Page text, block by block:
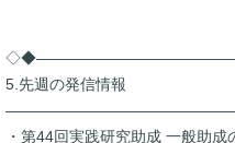
5.先週の発信情報
・第44回実践研究助成 一般助